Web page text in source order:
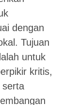
dengan
Tujuan
untuk
kritis,
serta